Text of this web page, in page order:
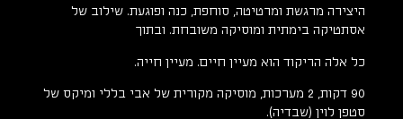
היצירה מרגשת ומרטיטה, סוחפת, כנה ופוגעת. שילוב של
אסתטיקה בימתית ומוסיקה משובחת. ובתוך
כל אלה הריקוד הוא מעיין חיים. מעיין חייה.
90 דקות, 2 מערכות, מוסיקה מקורית של אבי בללי ומיקס של
סטפן לוין (שבדיה).